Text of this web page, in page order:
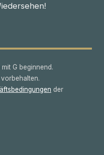
G beginnend.
der